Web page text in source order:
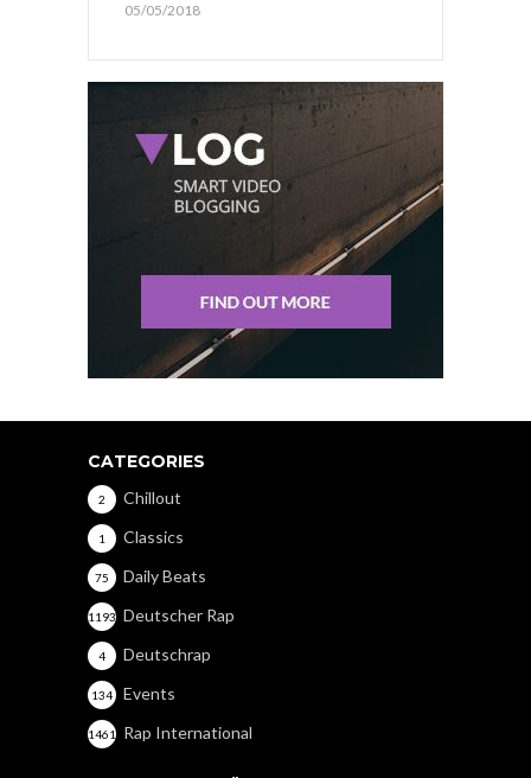
05/05/2018
CATEGORIES
Chillout
2
Classics
1
Daily Beats
75
Deutscher Rap
1193
Deutschrap
4
Events
134
Rap International
1461